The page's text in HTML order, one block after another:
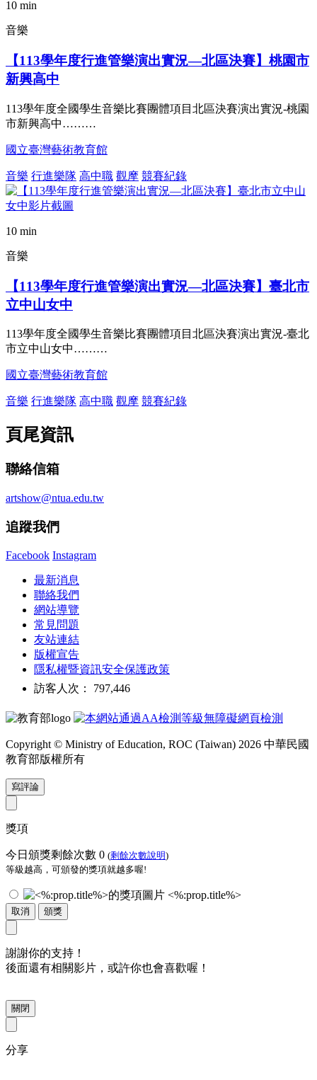
10 min
音樂
【113學年度行進管樂演出實況—北區決賽】桃園市
新興高中
113學年度全國學生音樂比賽團體項目北區決賽演出實況-桃園
市新興高中………
國立臺灣藝術教育館
音樂 行進樂隊 高中職 觀摩 競賽紀錄
10 min
音樂
【113學年度行進管樂演出實況—北區決賽】臺北市
立中山女中
113學年度全國學生音樂比賽團體項目北區決賽演出實況-臺北
市立中山女中………
國立臺灣藝術教育館
音樂 行進樂隊 高中職 觀摩 競賽紀錄
頁尾資訊
聯絡信箱
artshow@ntua.edu.tw
追蹤我們
Facebook Instagram
最新消息
聯絡我們
網站導覽
常見問題
友站連結
版權宣告
隱私權暨資訊安全保護政策
訪客人次： 797,446
Copyright © Ministry of Education, ROC (Taiwan) 2026 中華民國
教育部版權所有
寫評論
獎項
今日頒獎剩餘次數 0 (剩餘次數說明)
等級越高，可頒發的獎項就越多喔!
<%:prop.title%>
取消 頒獎
謝謝你的支持！
後面還有相關影片，或許你也會喜歡喔！
關閉
分享